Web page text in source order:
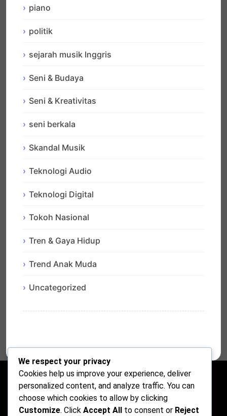
piano
politik
sejarah musik Inggris
Seni & Budaya
Seni & Kreativitas
seni berkala
Skandal Musik
Teknologi Audio
Teknologi Digital
Tokoh Nasional
Tren & Gaya Hidup
Trend Anak Muda
Uncategorized
We respect your privacy
Cookies help us improve your experience, deliver
personalized content, and analyze traffic. You can
choose which cookies to allow by clicking
Customize. Click Accept All to consent or Reject